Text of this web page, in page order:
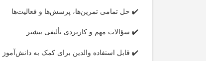
✔️ حل تمامی تمرین‌ها، پرسش‌ها و فعالیت‌ها
✔️ سؤالات مهم و کاربردی تألیفی بیشتر
✔️ قابل استفاده والدین برای کمک به دانش‌آموز